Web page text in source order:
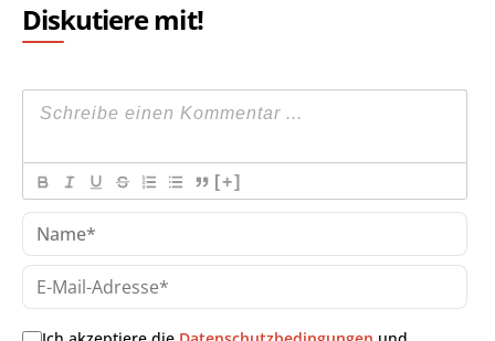
Diskutiere mit!
[+]
E-